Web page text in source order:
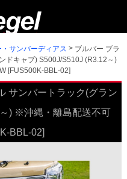
サンバーディアス
ブルバー ブラ
ドキャブ) S500J/S510J (R3.12～)
[FUS500K-BBL-02]
サンバートラック(グラン
) ※沖縄・離島配送不可
BBL-02]